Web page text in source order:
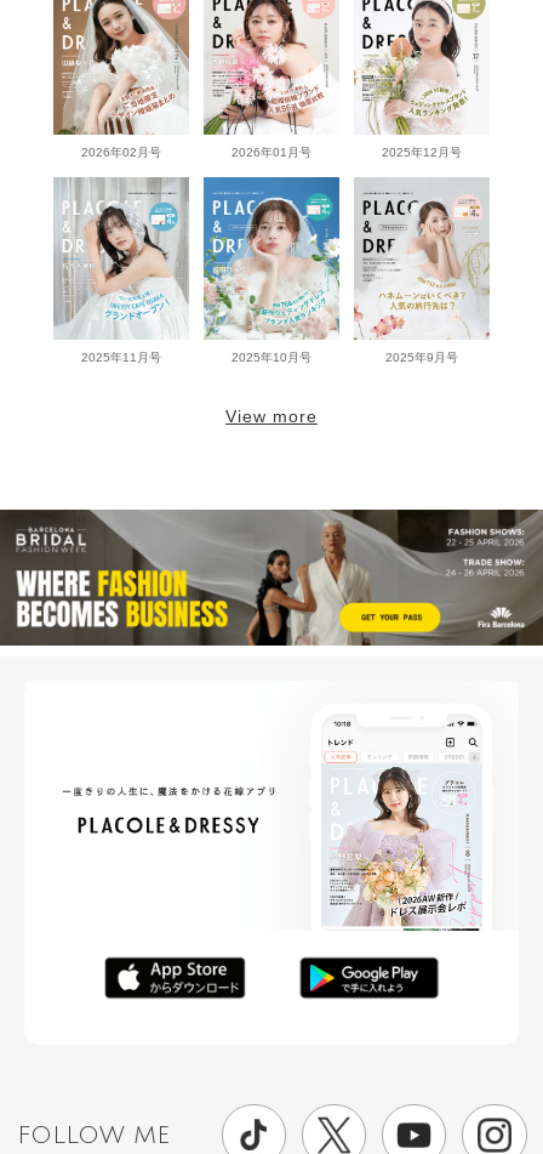
2026年02月号 2026年01月号 2025年12月号
2025年11月号 2025年10月号 2025年9月号
View more
FOLLOW ME